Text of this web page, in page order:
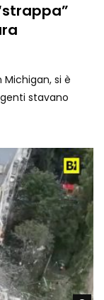
Michigan, si è
stavano